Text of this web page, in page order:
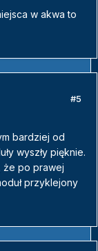
w akwa to
#5
bardziej od
wyszły pięknie.
że po prawej
przyklejony